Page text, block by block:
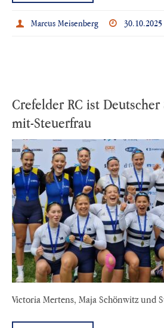
Marcus Meisenberg 30.10.2025
Crefelder RC ist
mit-Steuerfrau
Victoria Mertens, Maja Schönwitz